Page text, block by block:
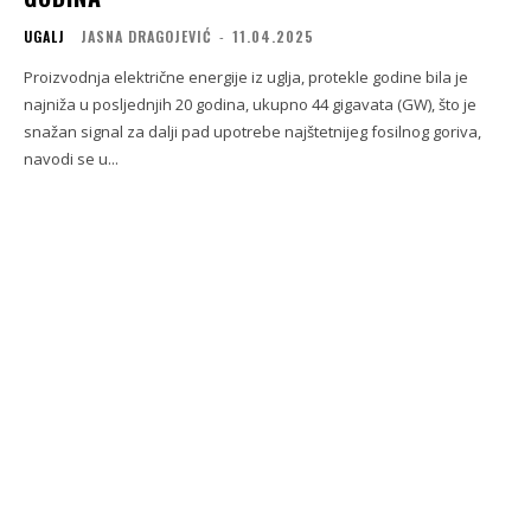
UGALJ JASNA DRAGOJEVIĆ - 11.04.2025
Proizvodnja električne energije iz uglja, protekle godine bila je
najniža u posljednjih 20 godina, ukupno 44 gigavata (GW), što je
snažan signal za dalji pad upotrebe najštetnijeg fosilnog goriva,
navodi se u...